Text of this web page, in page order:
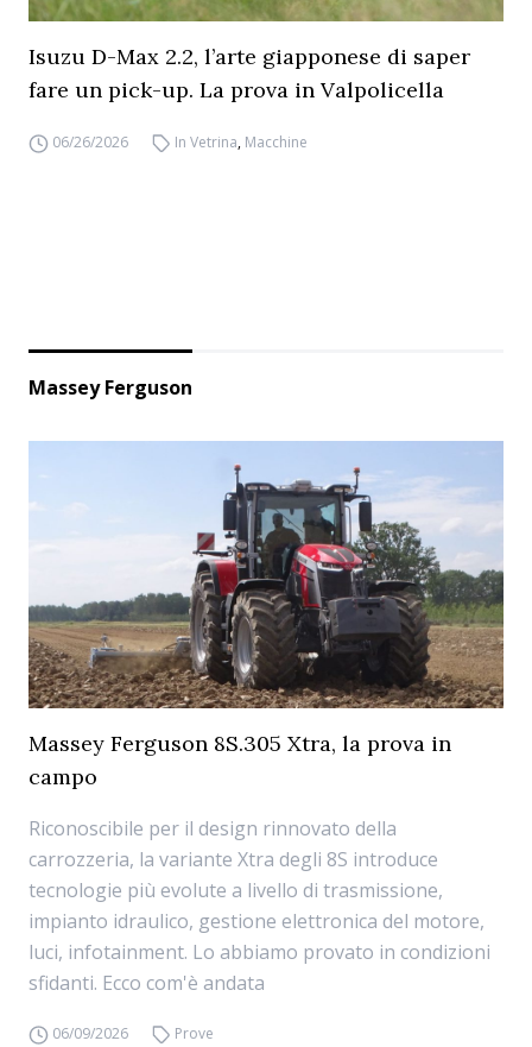
Isuzu D-Max 2.2, l’arte giapponese di saper
fare un pick-up. La prova in Valpolicella
06/26/2026 In Vetrina, Macchine
Massey Ferguson
Massey Ferguson 8S.305 Xtra, la prova in
campo
Riconoscibile per il design rinnovato della
carrozzeria, la variante Xtra degli 8S introduce
tecnologie più evolute a livello di trasmissione,
impianto idraulico, gestione elettronica del motore,
luci, infotainment. Lo abbiamo provato in condizioni
sfidanti. Ecco com'è andata
06/09/2026 Prove